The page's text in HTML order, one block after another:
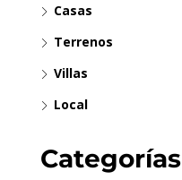
Casas
Terrenos
Villas
Local
Categorías